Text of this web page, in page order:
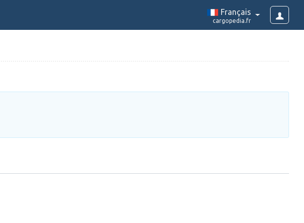
Français
cargopedia.fr